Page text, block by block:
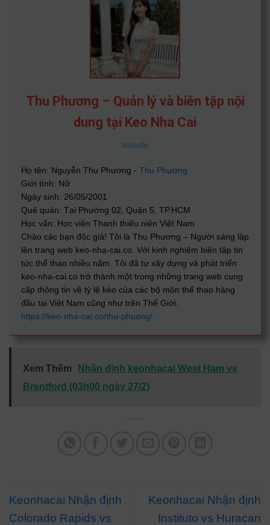
Thu Phương – Quản lý và biên tập nội
dung tại Keo Nha Cai
Website
Họ tên: Nguyễn Thu Phương - Thu Phương
Giới tính: Nữ
Ngày sinh: 26/05/2001
Quê quán: Tại Phường 02, Quận 5, TP.HCM
Học vấn: Học viện Thanh thiếu niên Việt Nam
Chào các bạn độc giả! Tôi là Thu Phương – Người sáng lập
lên trang web keo-nha-cai.co. Với kinh nghiệm biên tập tin
tức thể thao nhiều năm. Tôi đã tự xây dựng và phát triển
keo-nha-cai.co trở thành một trong những trang web cung
cấp thông tin về tỷ lệ kèo của các bộ môn thể thao hàng
đầu tại Việt Nam cũng như trên Thế Giới.
https://keo-nha-cai.co/thu-phuong/
Xem Thêm
Nhận định keonhacai West Ham vs
Brentford (03h00 ngày 27/2)
Keonhacai Nhận định
Colorado Rapids vs
Keonhacai Nhận định
Instituto vs Huracan